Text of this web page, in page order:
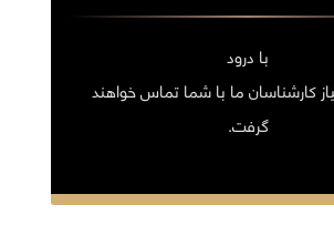
با درود
کارشناسان ما با شما تماس خواهند
گرفت.